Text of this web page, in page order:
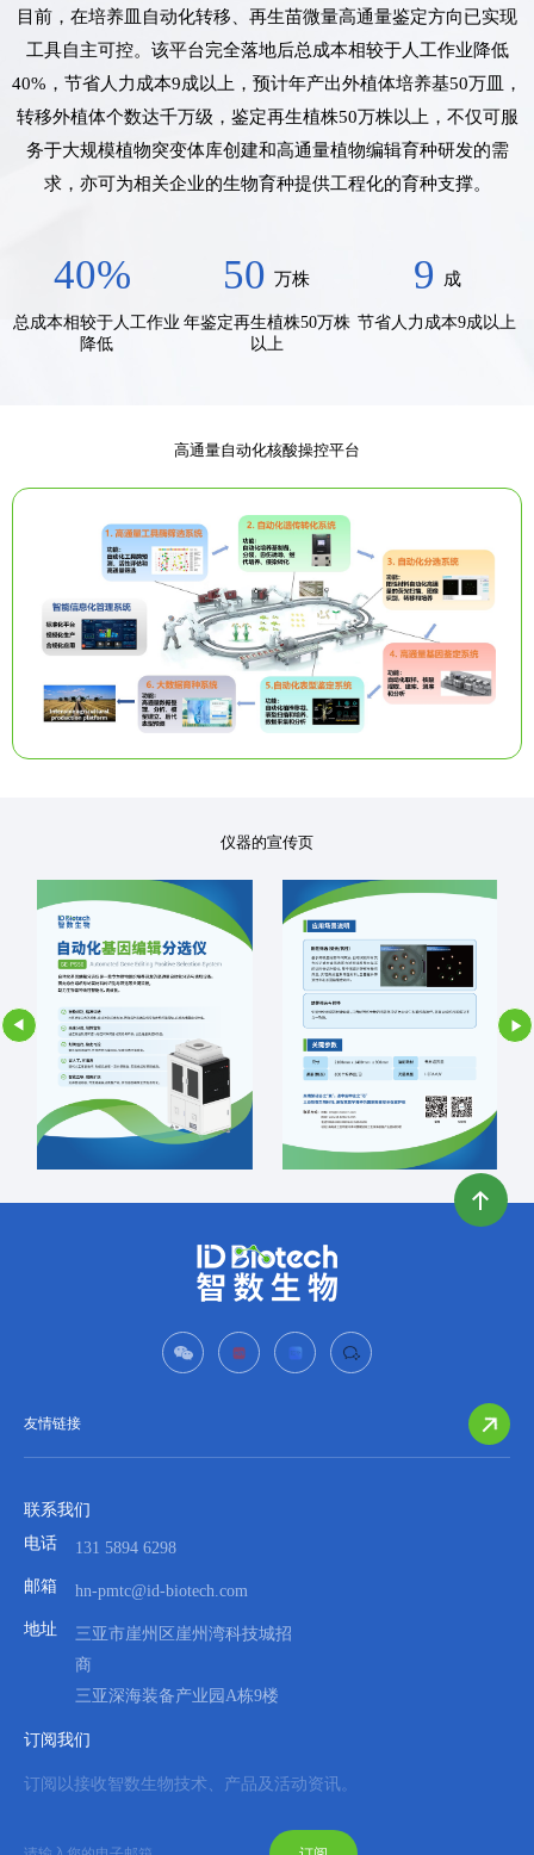
目前，在培养皿自动化转移、再生苗微量高通量鉴定方向已实现
工具自主可控。该平台完全落地后总成本相较于人工作业降低
40%，节省人力成本9成以上，预计年产出外植体培养基50万皿，
转移外植体个数达千万级，鉴定再生植株50万株以上，不仅可服
务于大规模植物突变体库创建和高通量植物编辑育种研发的需
求，亦可为相关企业的生物育种提供工程化的育种支撑。
40%
总成本相较于人工作业
降低
50 万株
年鉴定再生植株50万株
以上
9 成
节省人力成本9成以上
高通量自动化核酸操控平台
仪器的宣传页
友情链接
联系我们
电话
131 5894 6298
邮箱 hn-pmtc@id-biotech.com
地址
三亚市崖州区崖州湾科技城招
商
三亚深海装备产业园A栋9楼
订阅我们
订阅以接收智数生物技术、产品及活动资讯。